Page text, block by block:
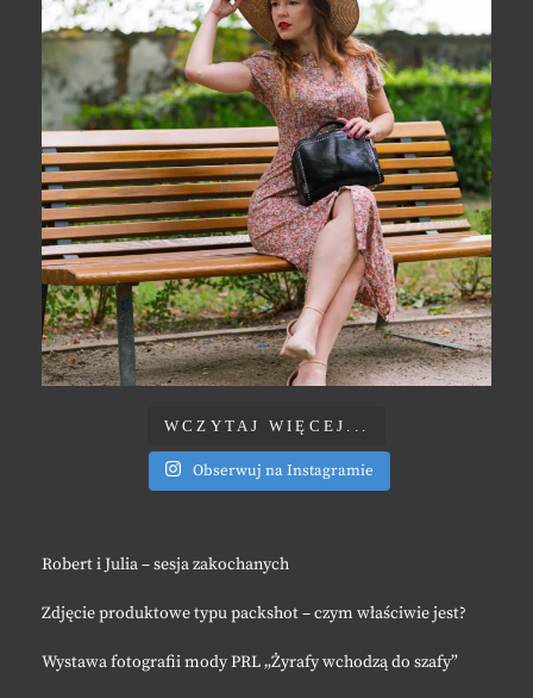
WCZYTAJ WIĘCEJ...
Obserwuj na Instagramie
Robert i Julia – sesja zakochanych
Zdjęcie produktowe typu packshot – czym właściwie jest?
Wystawa fotografii mody PRL „Żyrafy wchodzą do szafy”